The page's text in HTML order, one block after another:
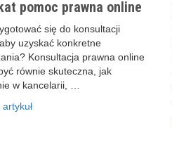
pomoc prawna online
się do konsultacji
uzyskać konkretne
Konsultacja prawna online
równie skuteczna, jak
w kancelarii, …